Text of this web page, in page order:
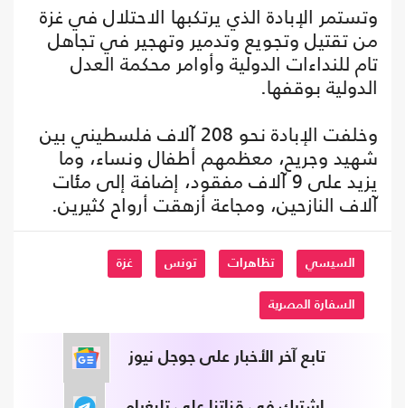
وتستمر الإبادة الذي يرتكبها الاحتلال في غزة
من تقتيل وتجويع وتدمير وتهجير في تجاهل
تام للنداءات الدولية وأوامر محكمة العدل
الدولية بوقفها.
وخلفت الإبادة نحو 208 آلاف فلسطيني بين
شهيد وجريح، معظمهم أطفال ونساء، وما
يزيد على 9 آلاف مفقود، إضافة إلى مئات
آلاف النازحين، ومجاعة أزهقت أرواح كثيرين.
السيسي تظاهرات تونس غزة
السفارة المصرية
تابع آخر الأخبار على جوجل نيوز